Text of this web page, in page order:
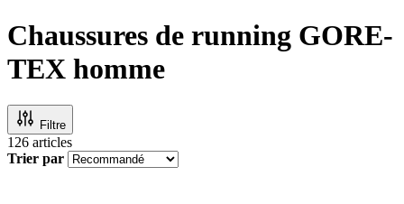
Chaussures de running GORE-
TEX homme
Filtre
126 articles
Trier par